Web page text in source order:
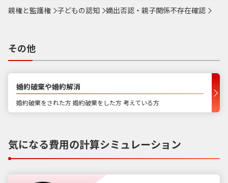
親権と監護権 子どもの認知 嫡出否認・親子関係不存在確認
その他
婚約破棄や婚約解消
婚約破棄をされた方 婚約破棄をした方 考えている方
気になる費用の計算シミュレーション